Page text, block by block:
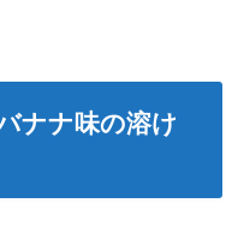
ナナ味の溶け